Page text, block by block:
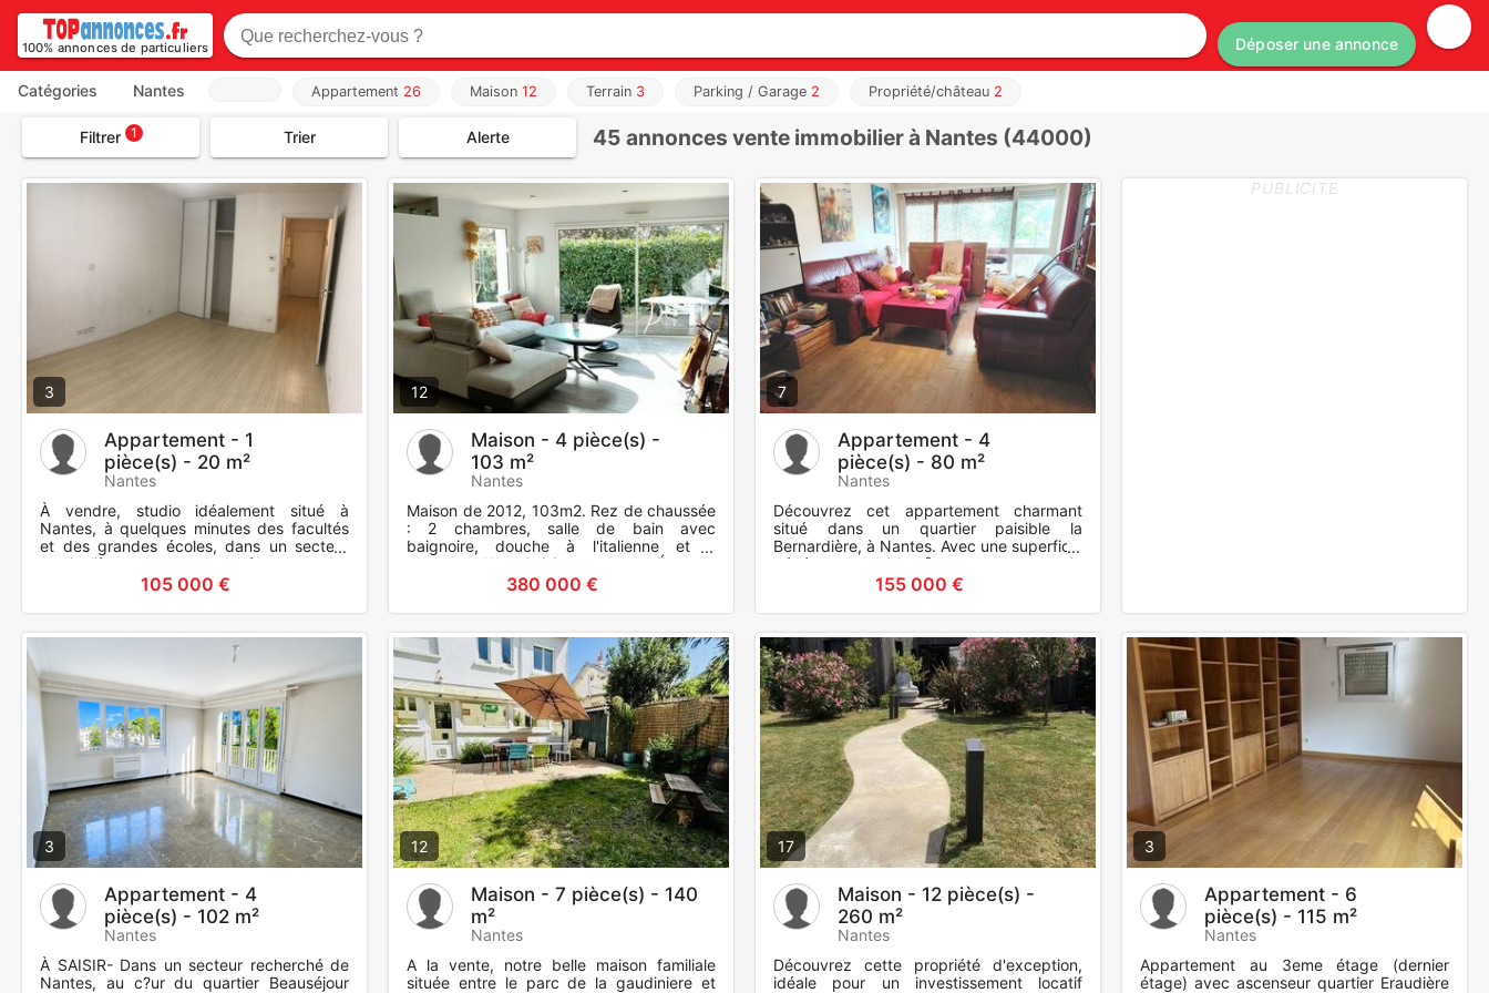
100% annonces de particuliers Déposer une annonce
Catégories Nantes Appartement 26 Maison 12 Terrain 3 Parking / Garage 2 Propriété/château 2
Filtrer 1 Trier Alerte 45 annonces vente immobilier à Nantes (44000)
3
Appartement - 1
pièce(s) - 20 m²
Nantes
À vendre, studio idéalement situé à
Nantes, à quelques minutes des facultés
et des grandes écoles, dans un secteur
particulièrement recherché par les
étudiants et les jeunes actifs
105 000 €
12
Maison - 4 pièce(s) -
103 m²
Nantes
Maison de 2012, 103m2. Rez de chaussée
: 2 chambres, salle de bain avec
baignoire, douche à l'italienne et 2
vasques. Wc. Cuisine ouverte. Étage :
Espace bureau,1 chambre. Terra
380 000 €
7
Appartement - 4
pièce(s) - 80 m²
Nantes
Découvrez cet appartement charmant
situé dans un quartier paisible la
Bernardière, à Nantes. Avec une superficie
généreuse de 80 m², cet espace de vie
comprend 4 pièces, parfait po
155 000 €
PUBLICITE
3
Appartement - 4
pièce(s) - 102 m²
Nantes
À SAISIR- Dans un secteur recherché de
Nantes, au c?ur du quartier Beauséjour
12
Maison - 7 pièce(s) - 140
m²
Nantes
A la vente, notre belle maison familiale
située entre le parc de la gaudiniere et
17
Maison - 12 pièce(s) -
260 m²
Nantes
Découvrez cette propriété d'exception,
idéale pour un investissement locatif
3
Appartement - 6
pièce(s) - 115 m²
Nantes
Appartement au 3eme étage (dernier
étage) avec ascenseur quartier Eraudière